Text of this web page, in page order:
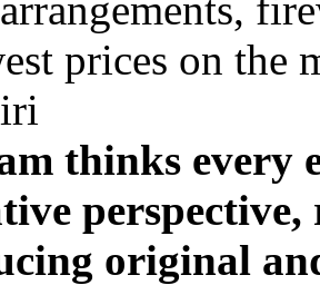
prices on the
thinks every
original